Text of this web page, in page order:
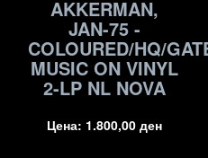
AKKERMAN,
JAN-75 -
COLOURED/HQ/
MUSIC ON VINYL
2-LP NL NOVA
Цена: 1.800,00 ден